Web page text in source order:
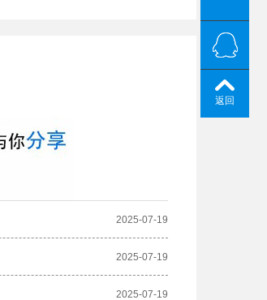
2025-07-19
2025-07-19
2025-07-19
返回